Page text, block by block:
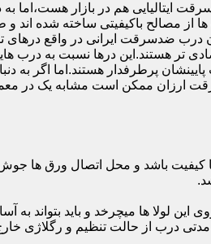
ایتالیایی هم در بازار هست،اما به
مصالح باکیفیتی ساخته شده اند و
درب ضدسرقت ایرانی در واقع درهای
تر هستند.این درها نسبت به درب
پرطرفدار هستند.اما اگر به
ارزان ممکن است مشابه یک در
کیفیت باشد و محل اتصال ورق ها
این لولا ها میچرخد و باید بتواند به
مدتی درب از حالت تنظیم و رگلاژی